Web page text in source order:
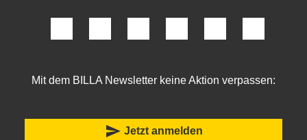
Mit dem BILLA Newsletter keine Aktion verpassen:
send Jetzt anmelden